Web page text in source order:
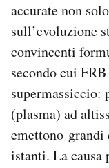
accurate non
sull’evoluzione
convincenti
secondo cui
supermassiccio:
(plasma) ad
emettono
istanti. La causa